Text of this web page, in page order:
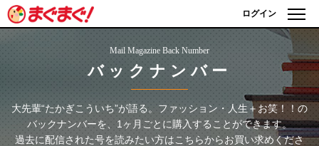
ログイン
Mail Magazine Back Number
バックナンバー
大先輩“たかぎこういち”が語る。ファッション・人生＋お笑！！ の
バックナンバーを、1ヶ月ごとに購入することができます。
過去に配信された号を読みたい方はこちらからお買い求めくださ